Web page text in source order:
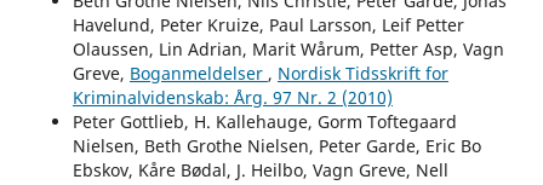
Havelund, Peter Kruize, Paul Larsson, Leif Petter
Olaussen, Lin Adrian, Marit Wårum, Petter Asp, Vagn
Greve, Boganmeldelser , Nordisk Tidsskrift for
Kriminalvidenskab: Årg. 97 Nr. 2 (2010)
Peter Gottlieb, H. Kallehauge, Gorm Toftegaard
Nielsen, Beth Grothe Nielsen, Peter Garde, Eric Bo
Ebskov, Kåre Bødal, J. Heilbo, Vagn Greve, Nell